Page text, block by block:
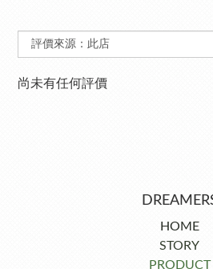
尚未有任何評價
HOME
STORY
PRODUCT